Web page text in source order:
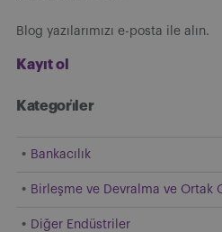
Blog yazılarımızı e-posta ile alın.
Kayıt ol
Kategori̇ler
Bankacılık
Birleşme ve Devralma ve Ortak
Diğer Endüstriler